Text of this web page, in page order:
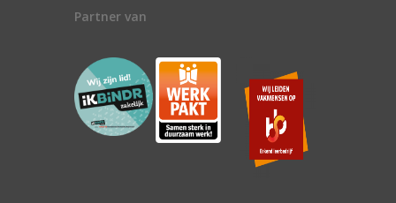
Partner van